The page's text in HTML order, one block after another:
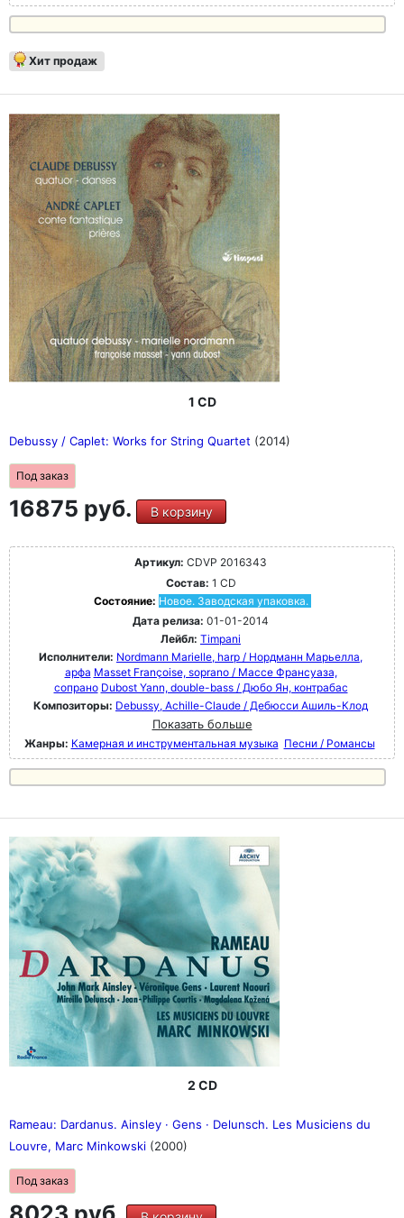
Хит продаж
1 CD
Debussy / Caplet: Works for String Quartet (2014)
Под заказ
16875 руб. В корзину
Артикул: CDVP 2016343
Состав: 1 CD
Состояние: Новое. Заводская упаковка.
Дата релиза: 01-01-2014
Лейбл: Timpani
Исполнители: Nordmann Marielle, harp / Нордманн Марьелла,
арфа Masset Françoise, soprano / Массе Франсуаза,
сопрано Dubost Yann, double-bass / Дюбо Ян, контрабас
Композиторы: Debussy, Achille-Claude / Дебюсси Ашиль-Клод
Показать больше
Жанры: Камерная и инструментальная музыка Песни / Романсы
2 CD
Rameau: Dardanus. Ainsley · Gens · Delunsch. Les Musiciens du
Louvre, Marc Minkowski (2000)
Под заказ